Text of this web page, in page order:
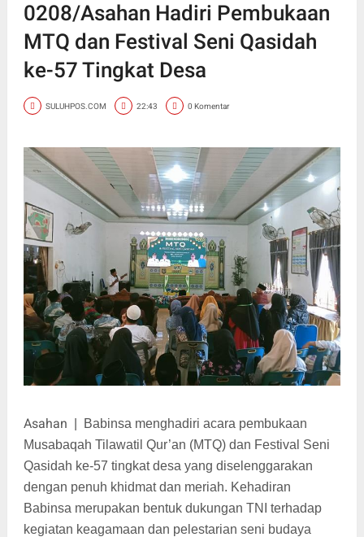
0208/Asahan Hadiri Pembukaan
MTQ dan Festival Seni Qasidah
ke-57 Tingkat Desa
SULUHPOS.COM 22:43 0 Komentar
Asahan
Babinsa menghadiri acara pembukaan
Musabaqah Tilawatil Qur’an (MTQ) dan Festival Seni
Qasidah ke-57 tingkat desa yang diselenggarakan
dengan penuh khidmat dan meriah. Kehadiran
Babinsa merupakan bentuk dukungan TNI terhadap
kegiatan keagamaan dan pelestarian seni budaya